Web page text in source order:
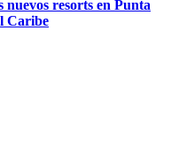
resorts en Punta
Caribe